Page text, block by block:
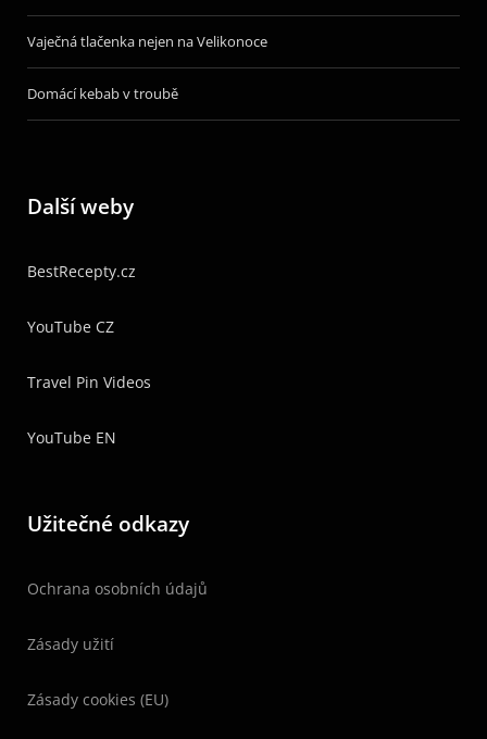
Vaječná tlačenka nejen na Velikonoce
Domácí kebab v troubě
Další weby
BestRecepty.cz
YouTube CZ
Travel Pin Videos
YouTube EN
Užitečné odkazy
Ochrana osobních údajů
Zásady užití
Zásady cookies (EU)